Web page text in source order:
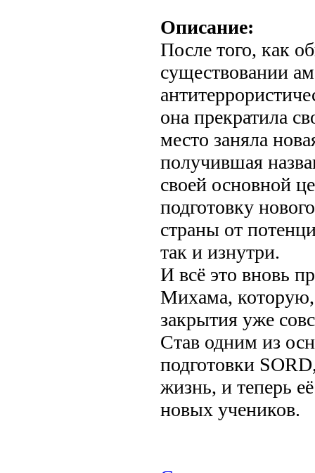
Описание:
После того, как
существовании
она прекратила
место заняла
получившая
своей основной
подготовку
страны от
так и изнутри.
И всё это вновь
Михама, которую,
закрытия уже
Став одним из
подготовки
жизнь, и теперь
новых учеников.